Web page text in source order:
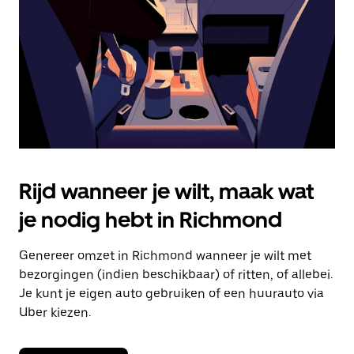
agenda
te
sluiten.
Rijd wanneer je wilt, maak wat
je nodig hebt in Richmond
Genereer omzet in Richmond wanneer je wilt met
bezorgingen (indien beschikbaar) of ritten, of allebei.
Je kunt je eigen auto gebruiken of een huurauto via
Uber kiezen.